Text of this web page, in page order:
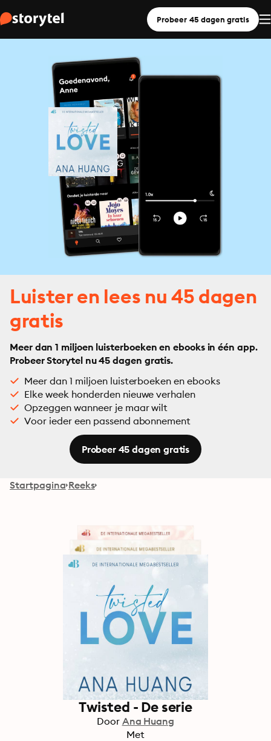
Probeer 45 dagen gratis
Luister en lees nu 45 dagen
gratis
Meer dan 1 miljoen luisterboeken en ebooks in één app.
Probeer Storytel nu 45 dagen gratis.
Meer dan 1 miljoen luisterboeken en ebooks
Elke week honderden nieuwe verhalen
Opzeggen wanneer je maar wilt
Voor ieder een passend abonnement
Probeer 45 dagen gratis
Startpagina Reeks
Twisted - De serie
Door Ana Huang
Met